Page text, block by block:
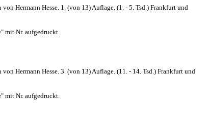
Hermann Hesse. 1. (von 13) Auflage. (1. - 5. Tsd.) Frankfurt und
mit Nr. aufgedruckt.
Hermann Hesse. 3. (von 13) Auflage. (11. - 14. Tsd.) Frankfurt und
mit Nr. aufgedruckt.